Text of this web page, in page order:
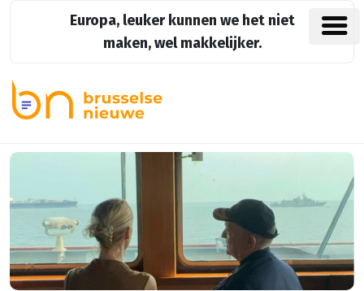
Europa, leuker kunnen we het niet
maken, wel makkelijker.